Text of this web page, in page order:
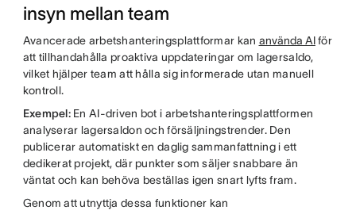
insyn mellan team
Avancerade arbetshanteringsplattformar kan använda AIför
att tillhandahålla proaktiva uppdateringar om lagersaldo,
vilket hjälper team att hålla sig informerade utan manuell
kontroll.
Exempel:En AI-driven bot i arbetshanteringsplattformen
analyserar lagersaldon och försäljningstrender. Den
publicerar automatiskt en daglig sammanfattning i ett
dedikerat projekt, där punkter som säljer snabbare än
väntat och kan behöva beställas igen snart lyfts fram.
Genom att utnyttja dessa funktioner kan